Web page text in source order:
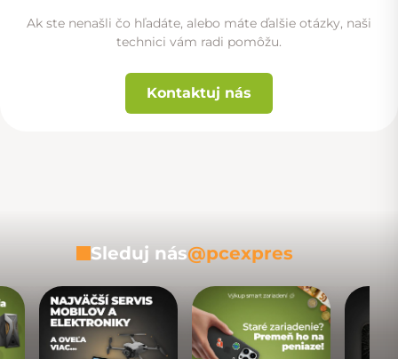
Ak ste nenašli čo hľadáte, alebo máte ďalšie otázky, naši
technici vám radi pomôžu.
Kontaktuj nás
Sleduj nás@pcexpres